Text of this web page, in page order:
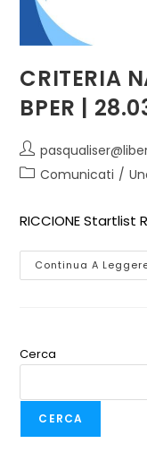
CRITERIA
BPER |
Comunicati /
RICCIONE Startlist
Continua A
Cerca
CERCA